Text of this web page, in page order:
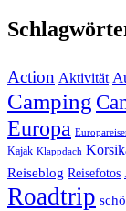
Action Aktivität
Camping
Europa
Kajak Klappdach
Reiseblog Reisefotos
Roadtrip